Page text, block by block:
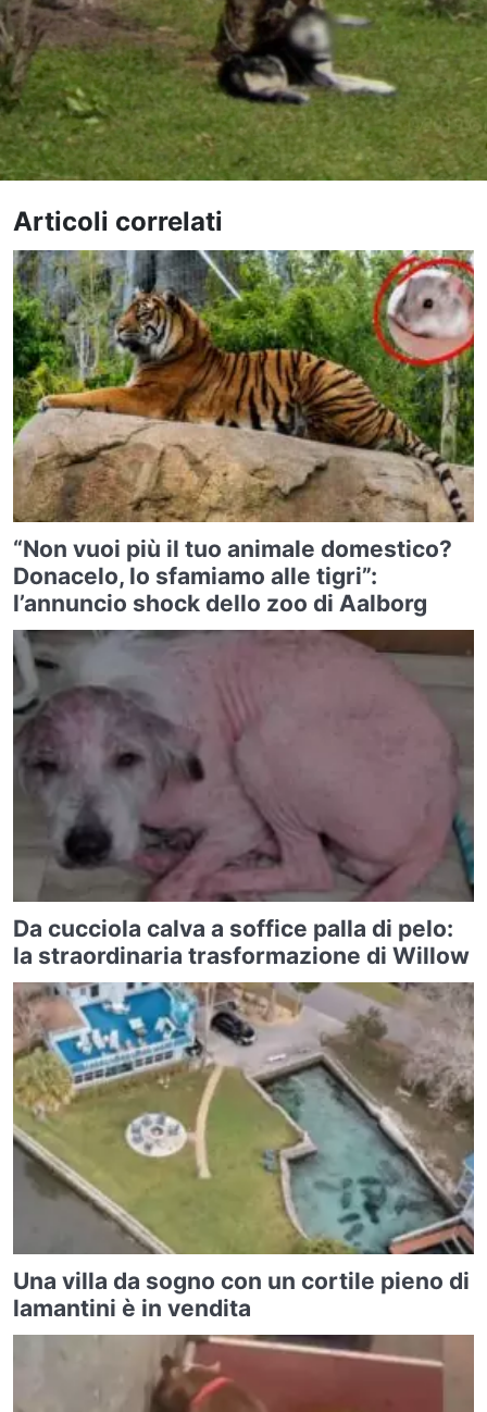
Articoli correlati
“Non vuoi più il tuo animale domestico?
Donacelo, lo sfamiamo alle tigri”:
l’annuncio shock dello zoo di Aalborg
Da cucciola calva a soffice palla di pelo:
la straordinaria trasformazione di Willow
Una villa da sogno con un cortile pieno di
lamantini è in vendita